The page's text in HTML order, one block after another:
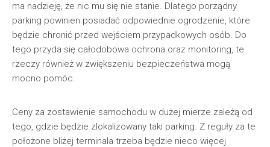
ma nadzieję, że nic mu się nie stanie. Dlatego porządny
parking powinien posiadać odpowiednie ogrodzenie, które
będzie chronić przed wejściem przypadkowych osób. Do
tego przyda się całodobowa ochrona oraz monitoring, te
rzeczy również w zwiększeniu bezpieczeństwa mogą
mocno pomóc.
Ceny za zostawienie samochodu w dużej mierze zależą od
tego, gdzie będzie zlokalizowany taki parking. Z reguły za te
położone bliżej terminala trzeba będzie nieco więcej